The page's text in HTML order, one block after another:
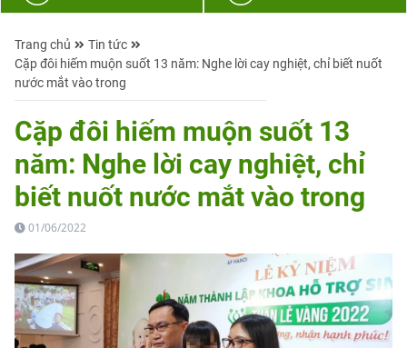
Trang chủ
Tin tức
Cặp đôi hiếm muộn suốt 13 năm: Nghe lời cay nghiệt, chỉ biết nuốt
nước mắt vào trong
Cặp đôi hiếm muộn suốt 13
năm: Nghe lời cay nghiệt, chỉ
biết nuốt nước mắt vào trong
01/06/2022